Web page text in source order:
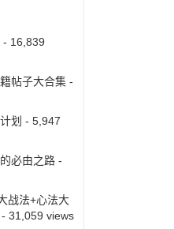
- 16,839
帖子大合集-
划 - 5,947
必由之路-
战法+心法大
- 31,059 views